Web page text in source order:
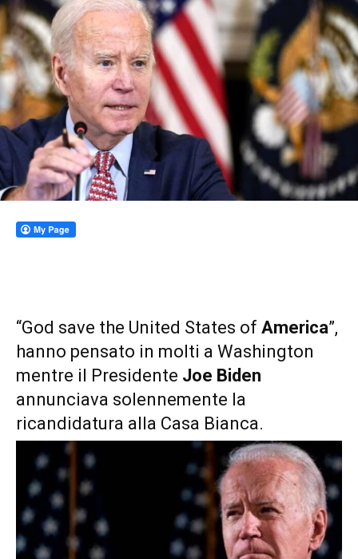
“God save the United States of America”,
hanno pensato in molti a Washington
mentre il Presidente Joe Biden
annunciava solennemente la
ricandidatura alla Casa Bianca.